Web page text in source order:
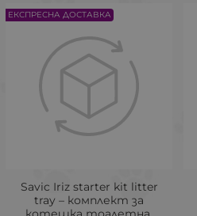
Savic Iriz starter kit litter
tray – комплект за
ЕКСПРЕСНА ДОСТАВКА